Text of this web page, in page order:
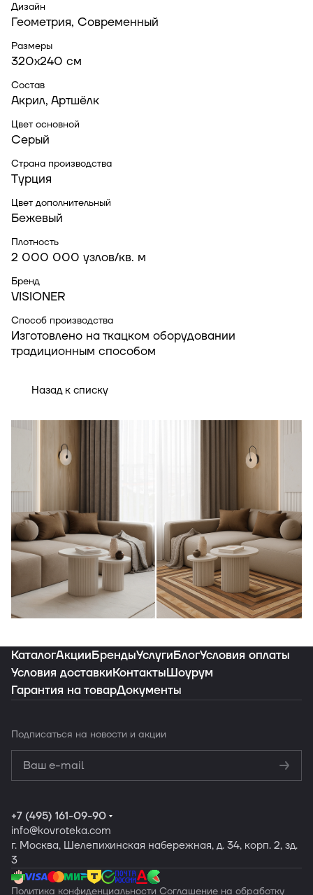
Дизайн
Геометрия, Современный
Размеры
320x240 см
Состав
Акрил, Артшёлк
Цвет основной
Серый
Страна производства
Турция
Цвет дополнительный
Бежевый
Плотность
2 000 000 узлов/кв. м
Бренд
VISIONER
Способ производства
Изготовлено на ткацком оборудовании
традиционным способом
Назад к списку
ваш интерьер
Заказать подборку
КаталогАкцииБрендыУслугиБлогУсловия оплаты
Условия доставкиКонтактыШоурум
Гарантия на товарДокументы
Подписаться на новости и акции
конфиденциальности
Обработку
персональных данных
+7 (495) 161-09-90
info@kovroteka.com
г. Москва, Шелепихинская набережная, д. 34, корп. 2, зд.
3
Политика конфиденциальности Соглашение на обработку